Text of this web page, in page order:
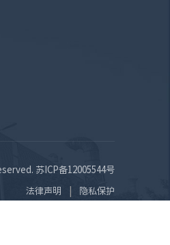
苏ICP备12005544号
法律声明 隐私保护